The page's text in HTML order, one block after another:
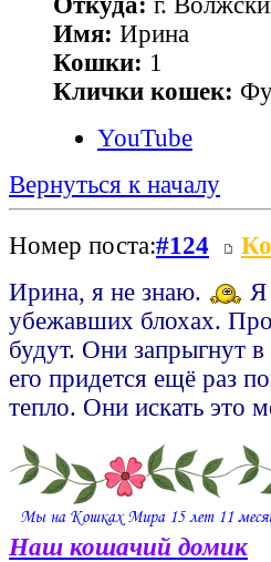
Имя: Ирина
Кошки: 1
Клички кошек:
YouTube
Вернуться к началу
Номер поста:#124
Ирина, я не знаю.
Я
убежавших блохах.
будут. Они запрыгнут
его придется ещё раз
тепло. Они искать это
Наш кошачий домик